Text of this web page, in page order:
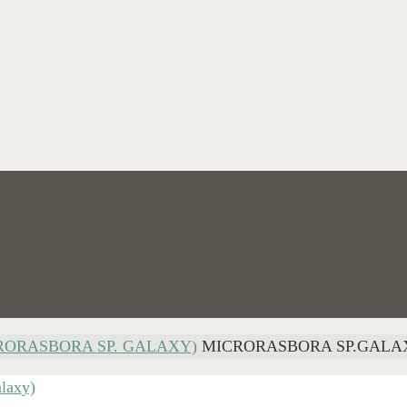
SP. GALAXY) MICRORASBORA